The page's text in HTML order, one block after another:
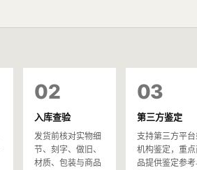
02
入库查验
发货前核对实物细
节、刻字、做旧、
材质、包装与商品
03
第三方鉴定
支持第三方平
机构鉴定，重点
品提供鉴定参考